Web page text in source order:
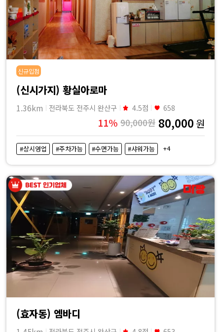
신규입점
(신시가지) 황실아로마
1.36km 전라북도 전주시 완산구 4.5점 658
11% 90,000원 80,000 원
#상시영업 #주차가능 #수면가능 #샤워가능 +4
(효자동) 엠바디